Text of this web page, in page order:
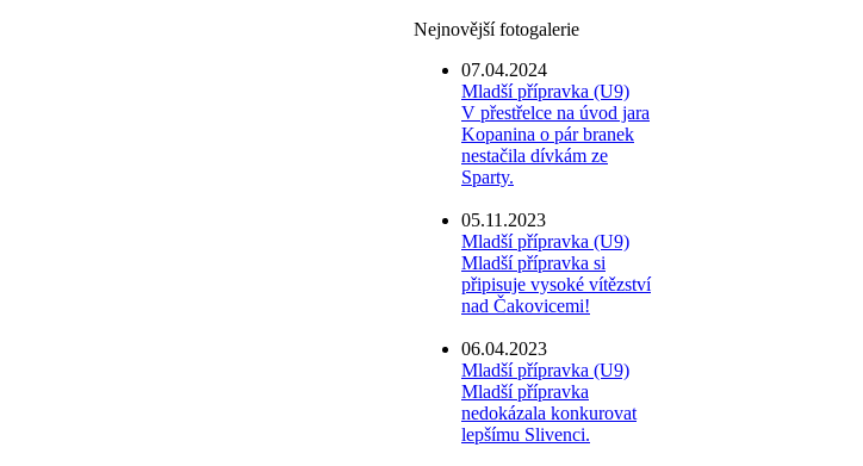
Nejnovější fotogalerie
07.04.2024
Mladší přípravka (U9)
V přestřelce na úvod jara
Kopanina o pár branek
nestačila dívkám ze
Sparty.
05.11.2023
Mladší přípravka (U9)
Mladší přípravka si
připisuje vysoké vítězství
nad Čakovicemi!
06.04.2023
Mladší přípravka (U9)
Mladší přípravka
nedokázala konkurovat
lepšímu Slivenci.